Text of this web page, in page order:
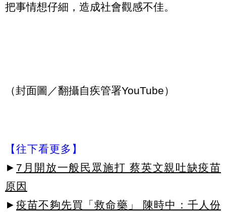
把事情想仔細，造成社會觀感不佳。
（封面圖／翻攝自疾管署YouTube）
【往下看更多】
► 7月開放一般民眾施打 蔡英文親吐缺疫苗
原因
► 疫苗不夠先買「救命藥」 陳時中：千人份